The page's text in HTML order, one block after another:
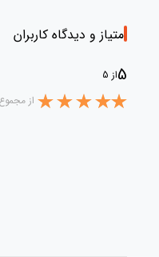
امتیاز و دیدگاه کاربران
5از 5
از مجموع 1 امتیاز